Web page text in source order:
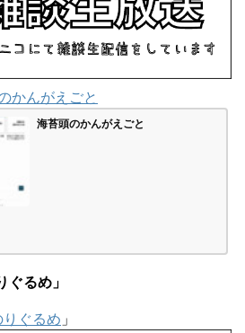
かんがえごと
海苔頭のかんがえごと
ぐるめ」
りぐるめ 」